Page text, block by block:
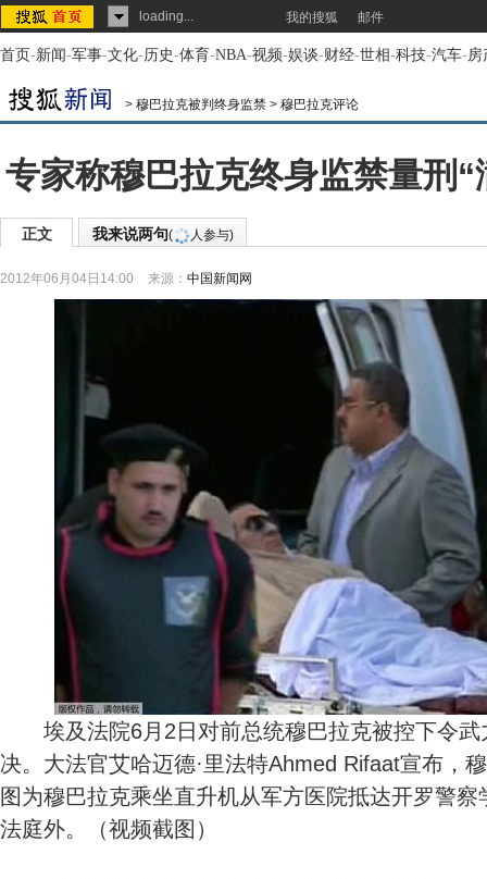
loading... 我的搜狐 邮件
首页-新闻-军事-文化-历史-体育-NBA-视频-娱谈-财经-世相-科技-汽车-房
> 穆巴拉克被判终身监禁 > 穆巴拉克评论
专家称穆巴拉克终身监禁量刑“
正文 我来说两句( 人参与)
2012年06月04日14:00 来源： 中国新闻网
埃及法院6月2日对前总统穆巴拉克被控下令武
决。大法官艾哈迈德·里法特Ahmed Rifaat宣布，
图为穆巴拉克乘坐直升机从军方医院抵达开罗警
法庭外。（视频截图）